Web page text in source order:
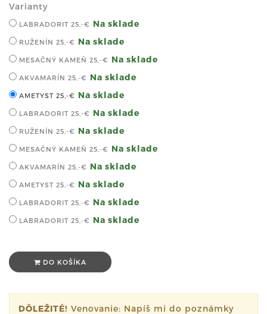
Varianty
LABRADORIT 25,-€ Na sklade
RUŽENÍN 25,-€ Na sklade
MESAČNÝ KAMEŇ 25,-€ Na sklade
AKVAMARÍN 25,-€ Na sklade
AMETYST 25,-€ Na sklade
LABRADORIT 25,-€ Na sklade
RUŽENÍN 25,-€ Na sklade
MESAČNÝ KAMEŇ 25,-€ Na sklade
AKVAMARÍN 25,-€ Na sklade
AMETYST 25,-€ Na sklade
LABRADORIT 25,-€ Na sklade
LABRADORIT 25,-€ Na sklade
DO KOŠÍKA
DÔLEŽITÉ! Venovanie: Napíš mi do poznámky